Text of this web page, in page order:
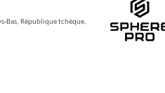
Bas, République tchèque,